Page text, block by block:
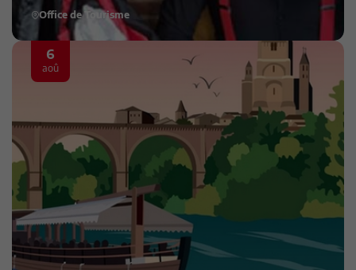
Office de Tourisme
6
aoû